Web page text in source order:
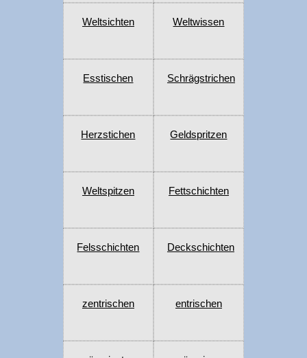
Weltsichten Weltwissen
Esstischen Schrägstrichen
Herzstichen Geldspritzen
Weltspitzen Fettschichten
Felsschichten Deckschichten
zentrischen entrischen